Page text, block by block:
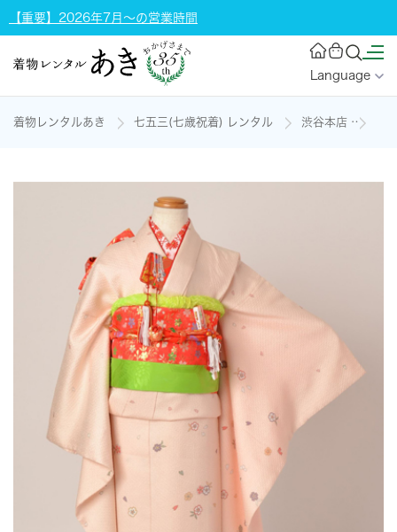
【重要】2026年7月～の営業時間
Language
着物レンタルあき 七五三(七歳祝着) レンタル 渋谷本店